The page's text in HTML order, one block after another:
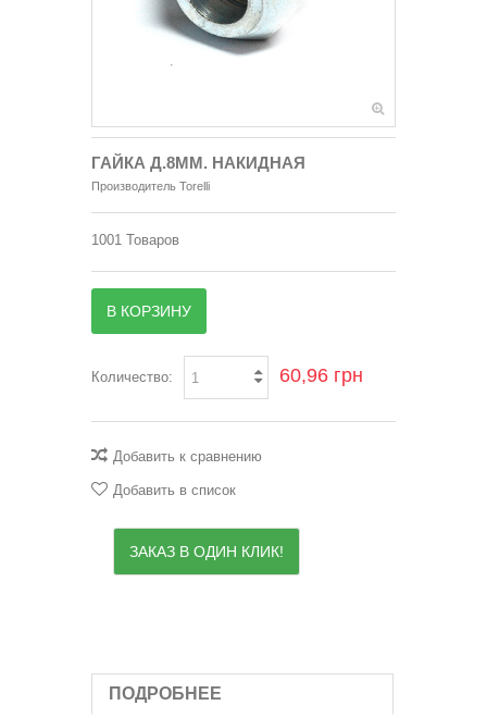
ГАЙКА Д.8ММ. НАКИДНАЯ
Производитель Torelli
1001 Товаров
В КОРЗИНУ
Количество: 60,96 грн
Добавить к сравнению
Добавить в список
ЗАКАЗ В ОДИН КЛИК!
ПОДРОБНЕЕ